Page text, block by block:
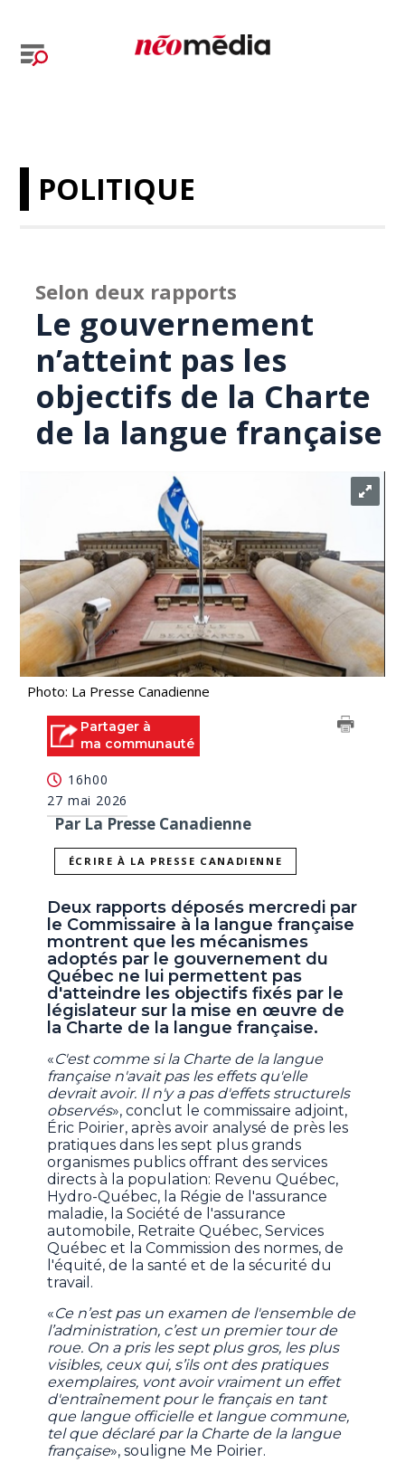
POLITIQUE
Selon deux rapports
Le gouvernement
n’atteint pas les
objectifs de la Charte
de la langue française
Photo: La Presse Canadienne
Partager à
ma communauté
16h00
27 mai 2026
Par La Presse Canadienne
ÉCRIRE À LA PRESSE CANADIENNE
Deux rapports déposés mercredi par
le Commissaire à la langue française
montrent que les mécanismes
adoptés par le gouvernement du
Québec ne lui permettent pas
d'atteindre les objectifs fixés par le
législateur sur la mise en œuvre de
la Charte de la langue française.
«C'est comme si la Charte de la langue
française n'avait pas les effets qu'elle
devrait avoir. Il n'y a pas d'effets structurels
observés», conclut le commissaire adjoint,
Éric Poirier, après avoir analysé de près les
pratiques dans les sept plus grands
organismes publics offrant des services
directs à la population: Revenu Québec,
Hydro-Québec, la Régie de l'assurance
maladie, la Société de l'assurance
automobile, Retraite Québec, Services
Québec et la Commission des normes, de
l'équité, de la santé et de la sécurité du
travail.
«Ce n’est pas un examen de l'ensemble de
l’administration, c’est un premier tour de
roue. On a pris les sept plus gros, les plus
visibles, ceux qui, s’ils ont des pratiques
exemplaires, vont avoir vraiment un effet
d'entraînement pour le français en tant
que langue officielle et langue commune,
tel que déclaré par la Charte de la langue
française», souligne Me Poirier.